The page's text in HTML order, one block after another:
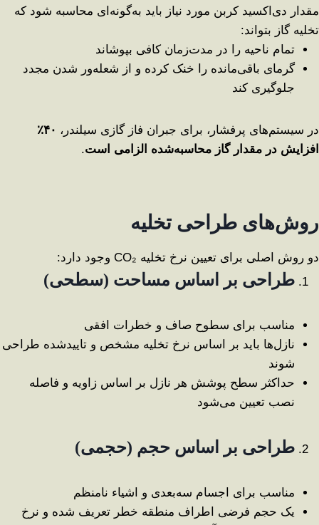
مقدار دی‌اکسید کربن مورد نیاز باید به‌گونه‌ای محاسبه شود که
تخلیه گاز بتواند:
تمام ناحیه را در مدت‌زمان کافی بپوشاند
گرمای باقی‌مانده را خنک کرده و از شعله‌ور شدن مجدد
جلوگیری کند
در سیستم‌های پرفشار، برای جبران فاز گازی سیلندر، ۴۰٪
افزایش در مقدار گاز محاسبه‌شده الزامی است.
روش‌های طراحی تخلیه
دو روش اصلی برای تعیین نرخ تخلیه CO₂ وجود دارد:
طراحی بر اساس مساحت (سطحی)
مناسب برای سطوح صاف و خطرات افقی
نازل‌ها باید بر اساس نرخ تخلیه مشخص و تاییدشده طراحی
شوند
حداکثر سطح پوشش هر نازل بر اساس زاویه و فاصله
نصب تعیین می‌شود
طراحی بر اساس حجم (حجمی)
مناسب برای اجسام سه‌بعدی و اشیاء نامنظم
یک حجم فرضی اطراف منطقه خطر تعریف شده و نرخ